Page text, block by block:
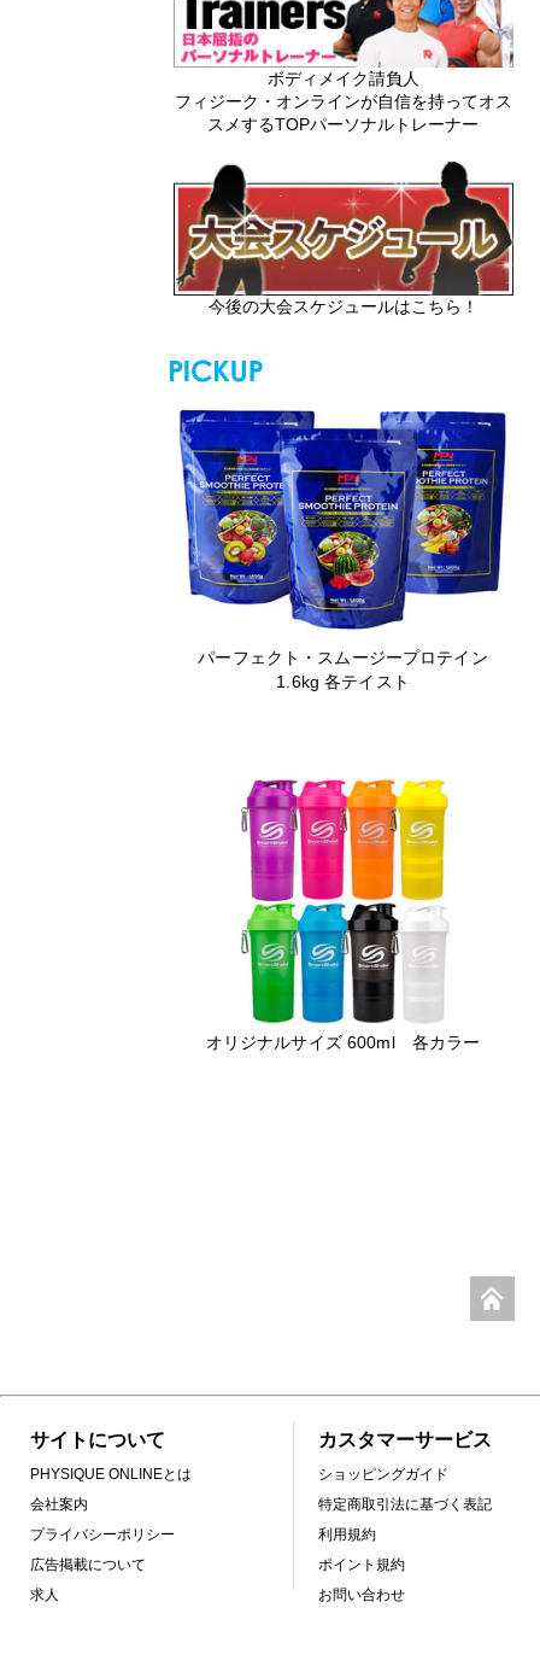
ボディメイク請負人
フィジーク・オンラインが自信を持ってオス
スメするTOPパーソナルトレーナー
今後の大会スケジュールはこちら！
パーフェクト・スムージープロテイン
1.6kg 各テイスト
オリジナルサイズ 600ml 各カラー
サイトについて
PHYSIQUE ONLINEとは
会社案内
プライバシーポリシー
広告掲載について
求人
カスタマーサービス
ショッピングガイド
特定商取引法に基づく表記
利用規約
ポイント規約
お問い合わせ